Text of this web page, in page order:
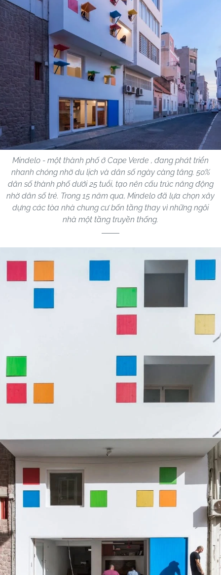
Mindelo - một thành phố ở Cape Verde , đang phát triển
nhanh chóng nhờ du lịch và dân số ngày càng tăng. 50%
dân số thành phố dưới 25 tuổi, tạo nên cấu trúc năng động
nhờ dân số trẻ. Trong 15 năm qua, Mindelo đã lựa chọn xây
dựng các tòa nhà chung cư bốn tầng thay vì những ngôi
nhà một tầng truyền thống.